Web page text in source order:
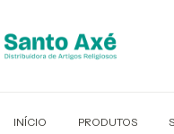
INÍCIO PRODUTOS